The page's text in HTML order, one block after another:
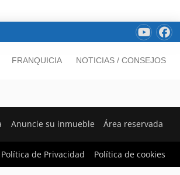
FRANQUICIA NOTICIAS / CONSEJOS
Anuncie su inmueble Área reservada
Política de Privacidad Política de cookies